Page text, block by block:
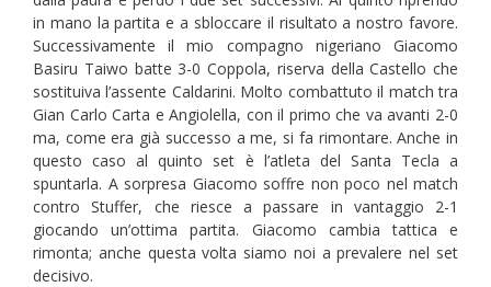
in mano la partita e a sbloccare il risultato a nostro favore.
Successivamente il mio compagno nigeriano Giacomo
Basiru Taiwo batte 3-0 Coppola, riserva della Castello che
sostituiva l’assente Caldarini. Molto combattuto il match tra
Gian Carlo Carta e Angiolella, con il primo che va avanti 2-0
ma, come era già successo a me, si fa rimontare. Anche in
questo caso al quinto set è l’atleta del Santa Tecla a
spuntarla. A sorpresa Giacomo soffre non poco nel match
contro Stuffer, che riesce a passare in vantaggio 2-1
giocando un’ottima partita. Giacomo cambia tattica e
rimonta; anche questa volta siamo noi a prevalere nel set
decisivo.